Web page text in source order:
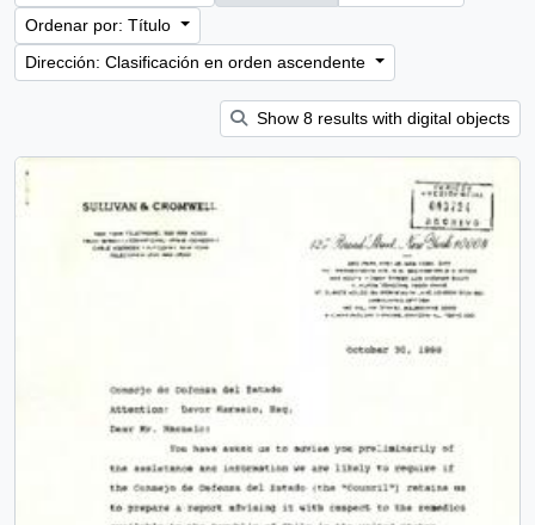
Ordenar por: Título
Dirección: Clasificación en orden ascendente
Show 8 results with digital objects